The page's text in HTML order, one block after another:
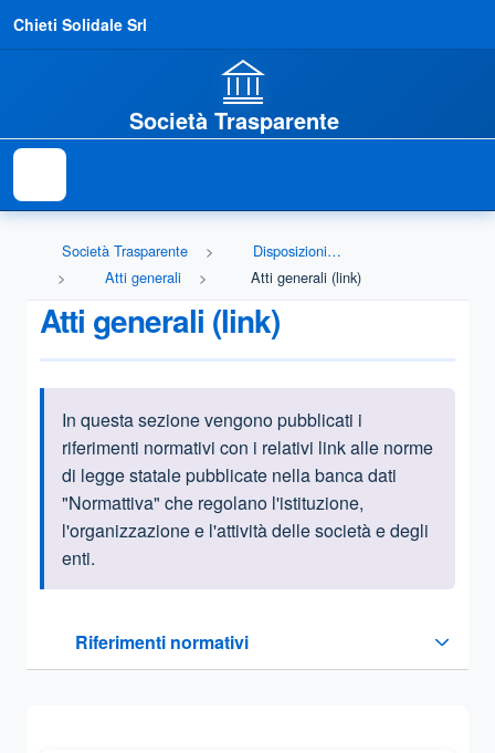
Chieti Solidale Srl
Società Trasparente
Società Trasparente
Disposizioni generali
Atti generali
Atti generali (link)
Atti generali (link)
Informazioni introduttive
In questa sezione vengono pubblicati i
riferimenti normativi con i relativi link alle norme
di legge statale pubblicate nella banca dati
"Normattiva" che regolano l'istituzione,
l'organizzazione e l'attività delle società e degli
enti.
Riferimenti normativi
Sezione compressa